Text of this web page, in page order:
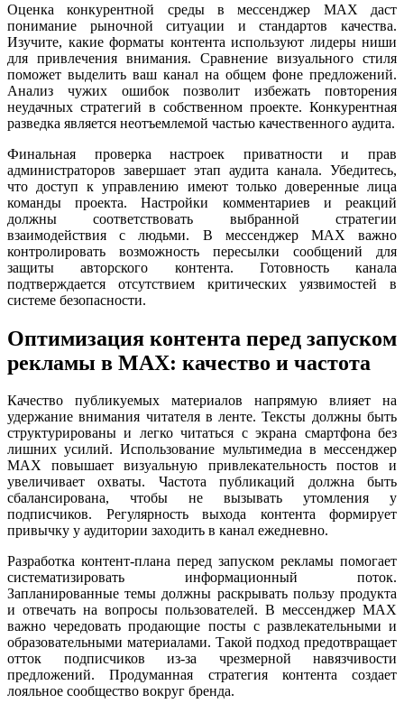
Оценка конкурентной среды в мессенджер MAX даст
понимание рыночной ситуации и стандартов качества.
Изучите, какие форматы контента используют лидеры ниши
для привлечения внимания. Сравнение визуального стиля
поможет выделить ваш канал на общем фоне предложений.
Анализ чужих ошибок позволит избежать повторения
неудачных стратегий в собственном проекте. Конкурентная
разведка является неотъемлемой частью качественного аудита.
Финальная проверка настроек приватности и прав
администраторов завершает этап аудита канала. Убедитесь,
что доступ к управлению имеют только доверенные лица
команды проекта. Настройки комментариев и реакций
должны соответствовать выбранной стратегии
взаимодействия с людьми. В мессенджер MAX важно
контролировать возможность пересылки сообщений для
защиты авторского контента. Готовность канала
подтверждается отсутствием критических уязвимостей в
системе безопасности.
Оптимизация контента перед запуском
рекламы в MAX: качество и частота
Качество публикуемых материалов напрямую влияет на
удержание внимания читателя в ленте. Тексты должны быть
структурированы и легко читаться с экрана смартфона без
лишних усилий. Использование мультимедиа в мессенджер
MAX повышает визуальную привлекательность постов и
увеличивает охваты. Частота публикаций должна быть
сбалансирована, чтобы не вызывать утомления у
подписчиков. Регулярность выхода контента формирует
привычку у аудитории заходить в канал ежедневно.
Разработка контент-плана перед запуском рекламы помогает
систематизировать информационный поток.
Запланированные темы должны раскрывать пользу продукта
и отвечать на вопросы пользователей. В мессенджер MAX
важно чередовать продающие посты с развлекательными и
образовательными материалами. Такой подход предотвращает
отток подписчиков из-за чрезмерной навязчивости
предложений. Продуманная стратегия контента создает
лояльное сообщество вокруг бренда.